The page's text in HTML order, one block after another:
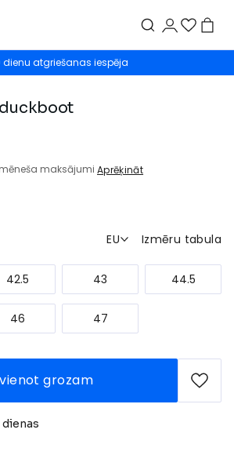
dienu atgriešanas iespēja
maksājumi Aprēķināt
EU Izmēru tabula
42.5 43 44.5
46 47
grozam
dienas